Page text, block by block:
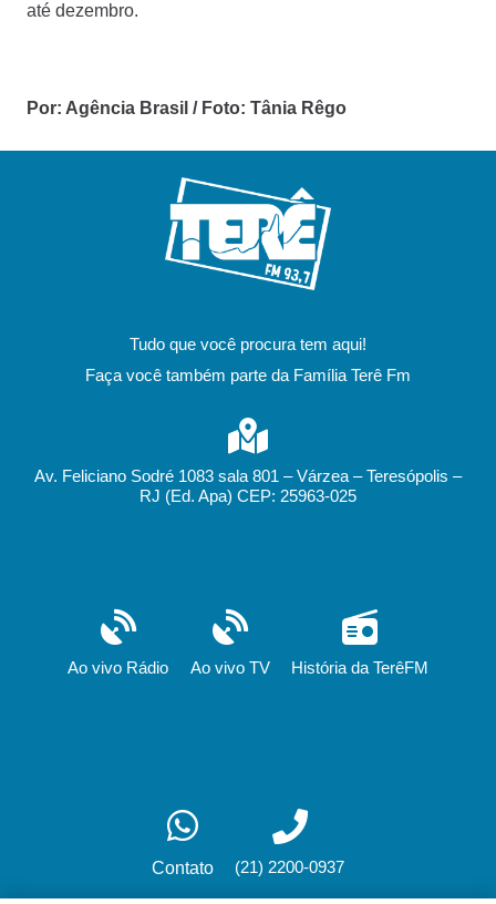
até dezembro.
Por: Agência Brasil / Foto: Tânia Rêgo
Tudo que você procura tem aqui!
Faça você também parte da Família Terê Fm
Av. Feliciano Sodré 1083 sala 801 – Várzea – Teresópolis –
RJ (Ed. Apa) CEP: 25963-025
Ao vivo Rádio Ao vivo TV História da TerêFM
Contato (21) 2200-0937